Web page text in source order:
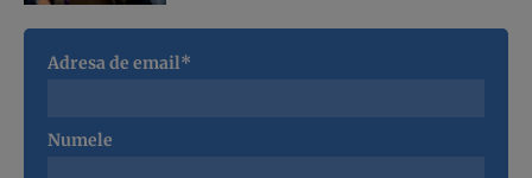
Adresa de email*
Numele